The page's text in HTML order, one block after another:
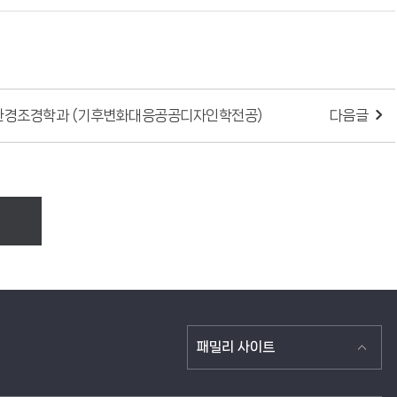
다음글
경조경학과 (기후변화대응공공디자인학전공)
패밀리 사이트